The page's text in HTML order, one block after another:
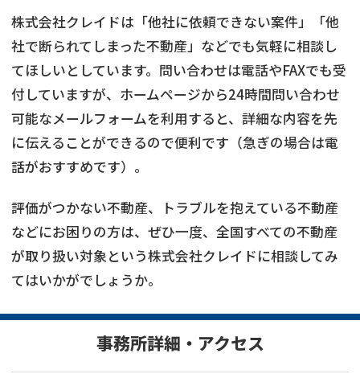
株式会社クレイドは「他社に依頼できない案件」「他
社で断られてしまった不動産」などでも気軽に相談し
てほしいとしています。問い合わせは電話やFAXでも受
付していますが、ホームページから24時間問い合わせ
可能なメールフォームを利用すると、詳細な内容を先
に伝えることができるので便利です（急ぎの場合は電
話がおすすめです）。
評価がつかない不動産、トラブルを抱えている不動産
などにお困りの方は、ぜひ一度、全国すべての不動産
が取り扱い対象という株式会社クレイドに相談してみ
てはいかがでしょうか。
事務所詳細・アクセス